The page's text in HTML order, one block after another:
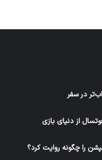
از دنیای بازی
را چگونه روایت کرد؟